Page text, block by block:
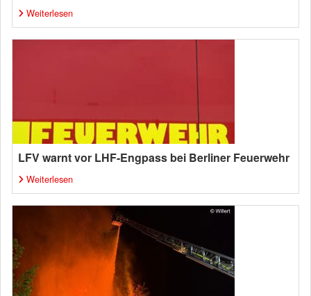
Weiterlesen
LFV warnt vor LHF-Engpass bei Berliner Feuerwehr
Weiterlesen